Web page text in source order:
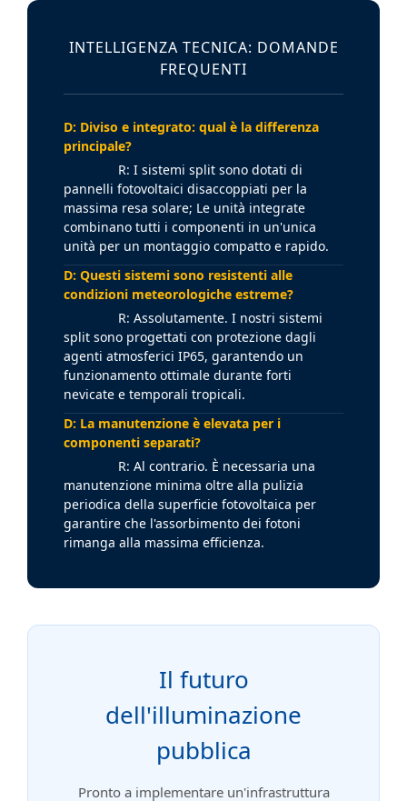
INTELLIGENZA TECNICA: DOMANDE
FREQUENTI
D: Diviso e integrato: qual è la differenza
principale?
R: I sistemi split sono dotati di
pannelli fotovoltaici disaccoppiati per la
massima resa solare; Le unità integrate
combinano tutti i componenti in un'unica
unità per un montaggio compatto e rapido.
D: Questi sistemi sono resistenti alle
condizioni meteorologiche estreme?
R: Assolutamente. I nostri sistemi
split sono progettati con protezione dagli
agenti atmosferici IP65, garantendo un
funzionamento ottimale durante forti
nevicate e temporali tropicali.
D: La manutenzione è elevata per i
componenti separati?
R: Al contrario. È necessaria una
manutenzione minima oltre alla pulizia
periodica della superficie fotovoltaica per
garantire che l'assorbimento dei fotoni
rimanga alla massima efficienza.
Il futuro
dell'illuminazione
pubblica
Pronto a implementare un'infrastruttura